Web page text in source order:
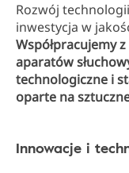
Rozwój
inwestycja w
Współpracujemy
aparatów
technologiczne i
oparte na
Innowacje i